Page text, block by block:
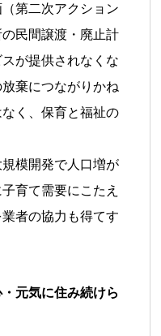
第二次アクション
民間譲渡・廃止計
が提供されなくな
棄につながりかね
く、保育と福祉の
模開発で人口増が
育て需要にこたえ
者の協力も得てす
元気に住み続けら